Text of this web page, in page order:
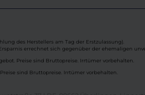
des Herstellers am Tag der Erstzulassung).
errechnet sich gegenüber der ehemaligen
Preise sind Bruttopreise. Irrtümer vorbehalten.
sind Bruttopreise. Irrtümer vorbehalten.